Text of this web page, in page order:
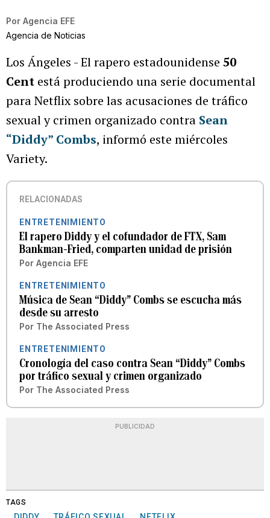
Por Agencia EFE
Agencia de Noticias
Los Ángeles - El rapero estadounidense 50
Cent está produciendo una serie documental
para Netflix sobre las acusaciones de tráfico
sexual y crimen organizado contra Sean
“Diddy” Combs, informó este miércoles
Variety.
RELACIONADAS
ENTRETENIMIENTO
El rapero Diddy y el cofundador de FTX, Sam
Bankman-Fried, comparten unidad de prisión
Por Agencia EFE
ENTRETENIMIENTO
Música de Sean “Diddy” Combs se escucha más
desde su arresto
Por The Associated Press
ENTRETENIMIENTO
Cronología del caso contra Sean “Diddy” Combs
por tráfico sexual y crimen organizado
Por The Associated Press
PUBLICIDAD
TAGS